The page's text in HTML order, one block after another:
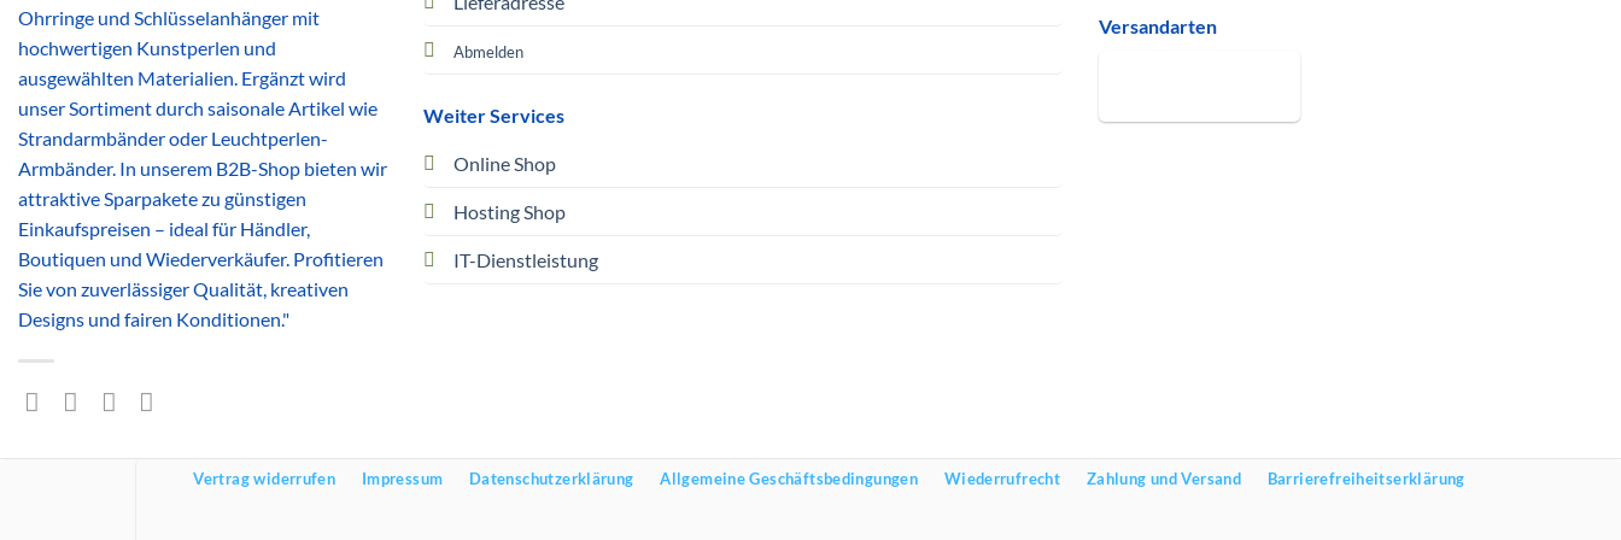
Ohrringe und Schlüsselanhänger mit
hochwertigen Kunstperlen und
ausgewählten Materialien. Ergänzt wird
unser Sortiment durch saisonale Artikel wie
Strandarmbänder oder Leuchtperlen-
Armbänder. In unserem B2B-Shop bieten wir
attraktive Sparpakete zu günstigen
Einkaufspreisen – ideal für Händler,
Boutiquen und Wiederverkäufer. Profitieren
Sie von zuverlässiger Qualität, kreativen
Designs und fairen Konditionen."
Abmelden
Weiter Services
Online Shop
Hosting Shop
IT-Dienstleistung
Versandarten
Vertrag widerrufen Impressum Datenschutzerklärung Allgemeine Geschäftsbedingungen Wiederrufrecht Zahlung und Versand Barrierefreiheitserklärung